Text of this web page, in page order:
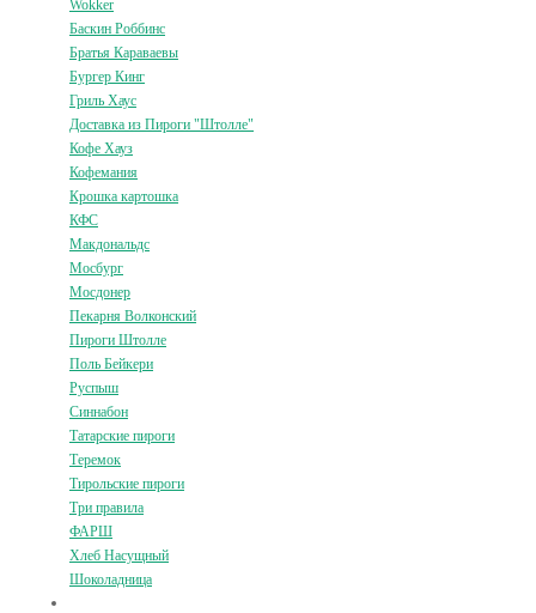
Wokker
Баскин Роббинс
Братья Караваевы
Бургер Кинг
Гриль Хаус
Доставка из Пироги "Штолле"
Кофе Хауз
Кофемания
Крошка картошка
КФС
Макдональдс
Мосбург
Мосдонер
Пекарня Волконский
Пироги Штолле
Поль Бейкери
Руспыш
Синнабон
Татарские пироги
Теремок
Тирольские пироги
Три правила
ФАРШ
Хлеб Насущный
Шоколадница